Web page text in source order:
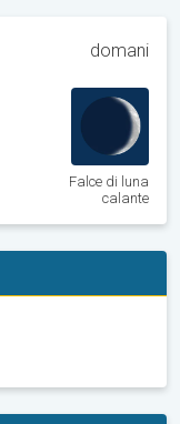
domani
Falce di luna
calante